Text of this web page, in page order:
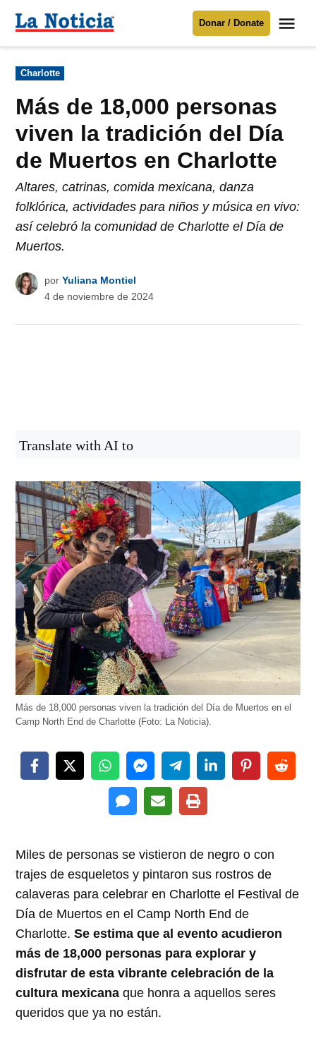
Para mantenerte informado necesitamos
Donar
contenido
Noticia
Donar / Donate
Publicado
en
Charlotte
Más de 18,000 personas
viven la tradición del Día
de Muertos en Charlotte
Altares, catrinas, comida mexicana, danza
folklórica, actividades para niños y música en vivo:
así celebró la comunidad de Charlotte el Día de
Muertos.
por Yuliana Montiel
4 de noviembre de 2024
Translate with AI to
Más de 18,000 personas viven la tradición del Día de Muertos en el
Camp North End de Charlotte (Foto: La Noticia).
Miles de personas se vistieron de negro o con
trajes de esqueletos y pintaron sus rostros de
calaveras para celebrar en Charlotte el Festival de
Día de Muertos en el Camp North End de
Charlotte.Se estima que al evento acudieron
más de 18,000 personas para explorar y
disfrutar de esta vibrante celebración de la
cultura mexicana que honra a aquellos seres
queridos que ya no están.